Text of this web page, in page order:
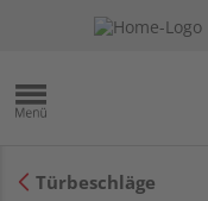
Türbeschläge